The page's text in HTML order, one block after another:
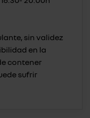
sin validez
en la
contener
sufrir